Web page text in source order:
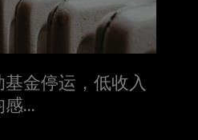
金停运，低收入
...